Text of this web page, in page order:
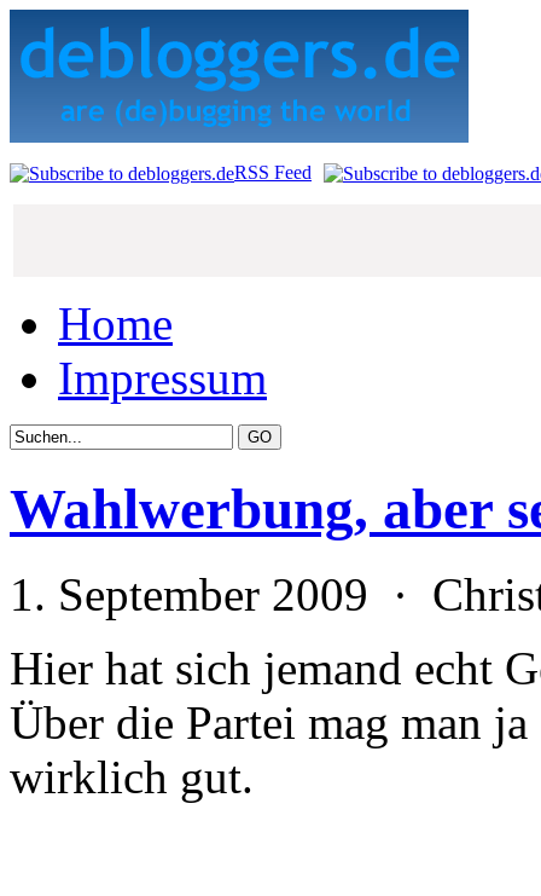
RSS Feed
Home
Impressum
Wahlwerbung, aber
1. September 2009 ·
Hier hat sich jemand echt
Über die Partei mag man
wirklich gut.